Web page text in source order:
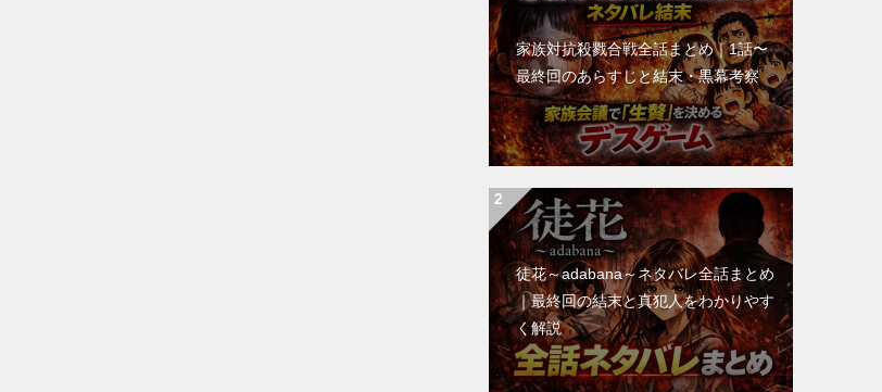
家族対抗殺戮合戦全話まとめ｜1話〜
最終回のあらすじと結末・黒幕考察
徒花～adabana～ネタバレ全話まとめ
｜最終回の結末と真犯人をわかりやす
く解説